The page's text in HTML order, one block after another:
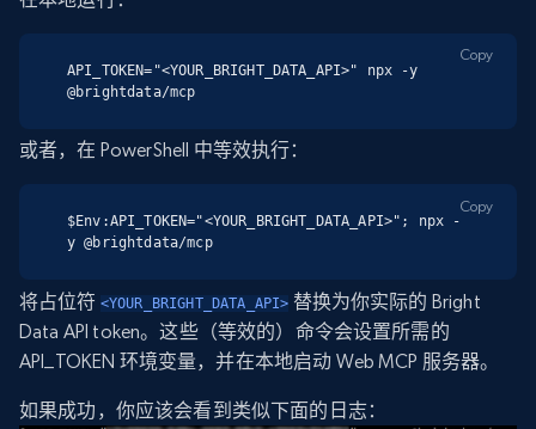
API_TOKEN="<YOUR_BRIGHT_DATA_API>" npx -y
@brightdata/mcp
Copy
或者，在 PowerShell 中等效执行：
$Env:API_TOKEN="<YOUR_BRIGHT_DATA_API>"; npx -
y @brightdata/mcp
Copy
将占位符 <YOUR_BRIGHT_DATA_API> 替换为你实际的 Bright
Data API token。这些（等效的）命令会设置所需的
API_TOKEN 环境变量，并在本地启动 Web MCP 服务器。
如果成功，你应该会看到类似下面的日志：